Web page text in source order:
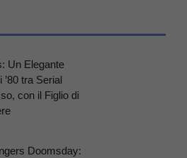
Un Elegante
’80 tra Serial
con il Figlio di
Doomsday: